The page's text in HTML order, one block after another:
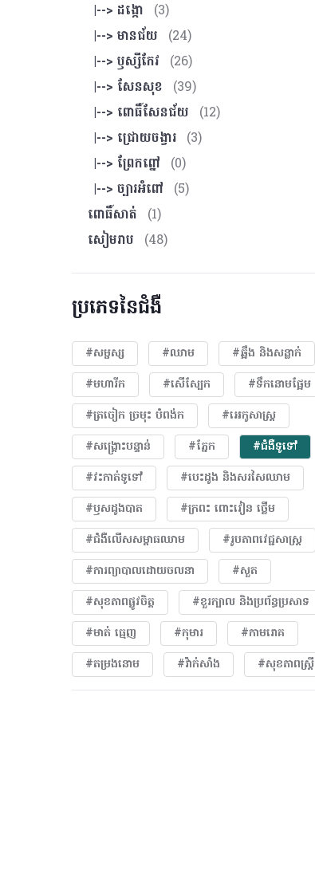
|--> ដង្កោ
(3)
|--> មានជ័យ
(24)
|--> ឫស្សីកែវ
(26)
|--> សែនសុខ
(39)
|--> ពោធិ៍សែនជ័យ
(12)
|--> ជ្រោយចង្វារ (3)
|--> ព្រែកព្នៅ
(0)
|--> ច្បារអំពៅ
(5)
ពោធិ៍សាត់
(1)
សៀមរាប
(48)
ប្រភេទនៃជំងឺ
#សម្ផស្ស #ឈាម
#ឆ្អឹង និងសន្លាក់
#មហារីក​
#សើស្បែក
#ទឹកនោមផ្អែម
#ត្រចៀក ច្រមុះ បំពង់ក
#អេកូសាស្រ្ត
#សង្គ្រោះបន្ទាន់
#ភ្នែក​
#ជំងឺទូទៅ
#វះកាត់ទូទៅ
#បេះដូង​ និងសរសៃឈាម
#ឫសដូងបាត
#ក្រពះ ពោះវៀន ថ្លើម
#ជំងឺលើសសម្ពាធឈាម
#​រូបភាពវេជ្ជសាស្រ្ត
#ការព្យាបាលដោយ​ចលនា
#សួត
#សុខភាពផ្លូវចិត្ត
#ខួរក្បាល និងប្រព័ន្ធប្រសាទ
#មាត់ ធ្មេញ
#កុមារ
#កាមរោគ
#តម្រងនោម
#វ៉ាក់សាំង #សុខភាពស្រ្តី